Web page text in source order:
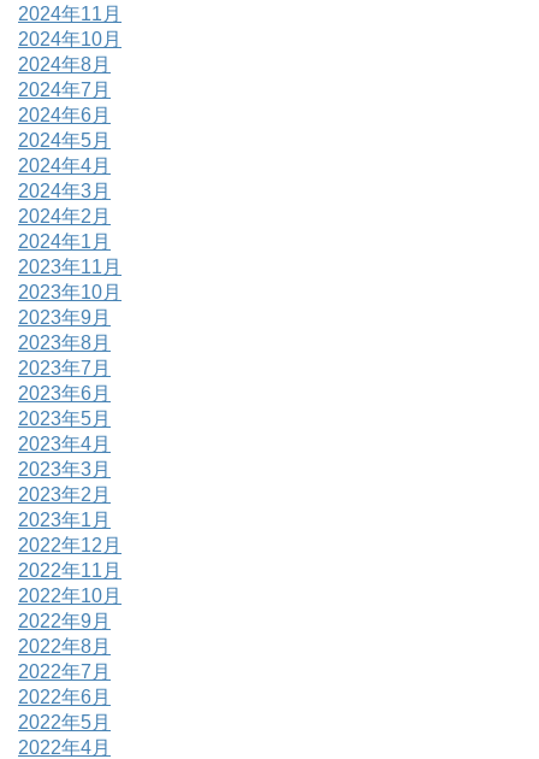
2024年11月
2024年10月
2024年8月
2024年7月
2024年6月
2024年5月
2024年4月
2024年3月
2024年2月
2024年1月
2023年11月
2023年10月
2023年9月
2023年8月
2023年7月
2023年6月
2023年5月
2023年4月
2023年3月
2023年2月
2023年1月
2022年12月
2022年11月
2022年10月
2022年9月
2022年8月
2022年7月
2022年6月
2022年5月
2022年4月